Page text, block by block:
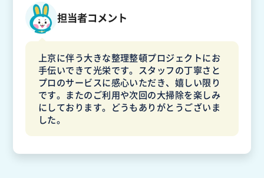
担当者コメント
上京に伴う大きな整理整頓プロジェクトにお
手伝いできて光栄です。スタッフの丁寧さと
プロのサービスに感心いただき、嬉しい限り
です。またのご利用や次回の大掃除を楽しみ
にしております。どうもありがとうございま
した。